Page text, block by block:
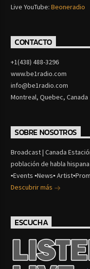
Live YouTube:Beoneradio
CONTACTO
+1(438) 488-3296
www.be1radio.com
info@be1radio.com
Montreal, Quebec, Canada
SOBRE NOSOTROS
Broadcast | Canada
población de habla
▪Events ▪News▪
Descubrir más
ESCUCHA